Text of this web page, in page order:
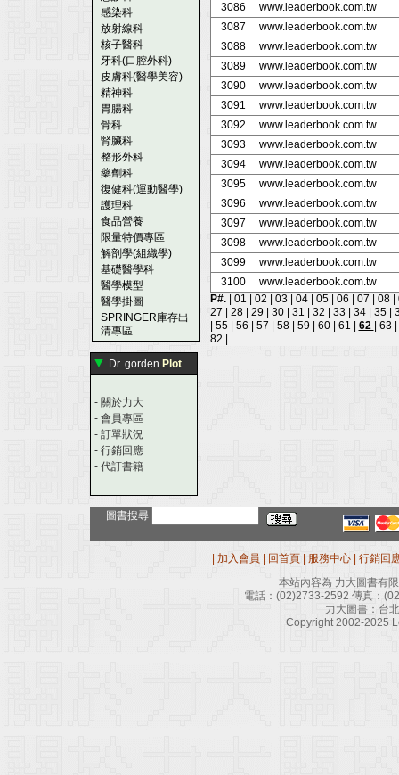
感染科
放射線科
核子醫科
牙科(口腔外科)
皮膚科(醫學美容)
精神科
胃腸科
骨科
腎臟科
整形外科
藥劑科
復健科(運動醫學)
護理科
食品營養
限量特價專區
解剖學(組織學)
基礎醫學科
醫學模型
醫學掛圖
SPRINGER庫存出
清專區
▼ Dr. gorden Plot
- 關於力大
- 會員專區
- 訂單狀況
- 行銷回應
- 代訂書籍
3086
www.leaderbook.com.tw
3087
www.leaderbook.com.tw
3088
www.leaderbook.com.tw
3089
www.leaderbook.com.tw
3090
www.leaderbook.com.tw
3091
www.leaderbook.com.tw
3092
www.leaderbook.com.tw
3093
www.leaderbook.com.tw
3094
www.leaderbook.com.tw
3095
www.leaderbook.com.tw
3096
www.leaderbook.com.tw
3097
www.leaderbook.com.tw
3098
www.leaderbook.com.tw
3099
www.leaderbook.com.tw
3100
www.leaderbook.com.tw
P#.| 01 02 03 04 05 06 07 08
27
28 29 30 31 32 33 34 35
55 56 57 58 59 60 61 62 63
82
圖書搜尋
加入會員 回首頁 服務中心
行銷回
本站內容為 力大圖書有
電話： (02)2733-2592 傳真：
力大圖書：台
Copyright 2002-2025